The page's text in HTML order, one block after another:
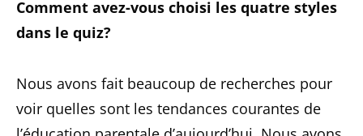
Comment avez-vous choisi les quatre styles
dans le quiz?
Nous avons fait beaucoup de recherches pour
voir quelles sont les tendances courantes de